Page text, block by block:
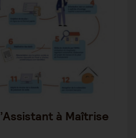
’Assistant à Maîtrise